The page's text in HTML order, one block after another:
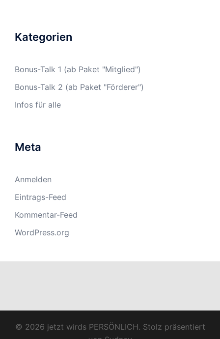
Kategorien
Bonus-Talk 1 (ab Paket "Mitglied")
Bonus-Talk 2 (ab Paket "Förderer")
Infos für alle
Meta
Anmelden
Eintrags-Feed
Kommentar-Feed
WordPress.org
© 2026 jetzt wirds PERSÖNLICH. Stolz präsentiert